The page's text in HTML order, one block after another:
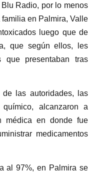
Radio, por lo menos
en Palmira, Valle
luego que de
que según ellos, les
que presentaban tras
las autoridades, las
alcanzaron a
médica en donde fue
medicamentos
al 97%, en Palmira se